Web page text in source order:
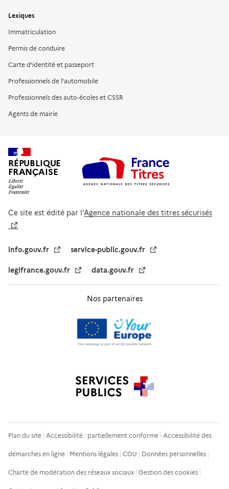
Lexiques
Immatriculation
Permis de conduire
Carte d'identité et passeport
Professionnels de l'automobile
Professionnels des auto-écoles et CSSR
Agents de mairie
RÉPUBLIQUE
FRANÇAISE
Ce site est édité par l’Agence nationale des titres sécurisés
info.gouv.fr service-public.gouv.fr
legifrance.gouv.fr data.gouv.fr
Nos partenaires
Plan du site Accessibilité : partiellement conforme Accessibilité des
démarches en ligne Mentions légales CGU Données personnelles
Charte de modération des réseaux sociaux Gestion des cookies